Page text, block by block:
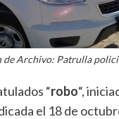
de Archivo: Patrulla
“robo“,
el 18 de